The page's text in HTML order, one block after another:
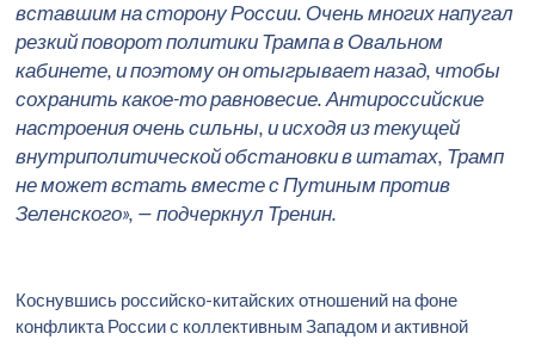
вставшим на сторону России. Очень многих напугал
резкий поворот политики Трампа в Овальном
кабинете, и поэтому он отыгрывает назад, чтобы
сохранить какое-то равновесие. Антироссийские
настроения очень сильны, и исходя из текущей
внутриполитической обстановки в штатах, Трамп
не может встать вместе с Путиным против
Зеленского», — подчеркнул Тренин.
Коснувшись российско-китайских отношений на фоне
конфликта России с коллективным Западом и активной